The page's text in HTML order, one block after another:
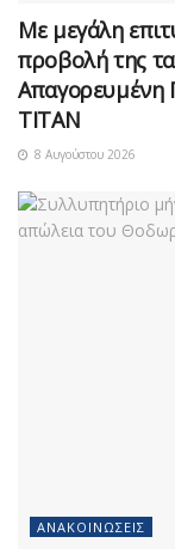
Με μεγάλη
προβολή της
Απαγορευμένη
ΤΙΤΑΝ
8 Αυγούστου 2026
ΑΝΑΚΟΙΝΏΣΕΙΣ